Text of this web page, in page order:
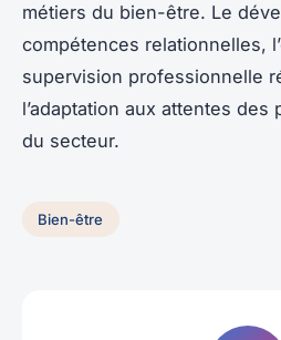
métiers du bien-être. Le
compétences relationnelles,
supervision professionnelle
l’adaptation aux attentes des
du secteur.
Bien-être